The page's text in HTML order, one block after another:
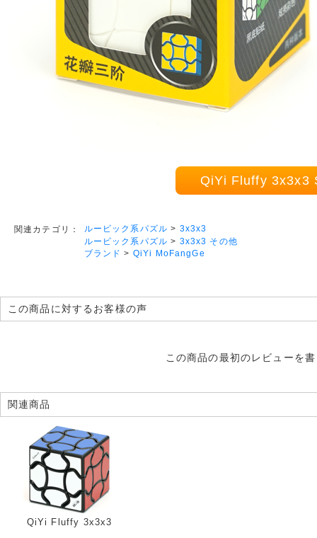
QiYi Fluffy 3x3x3
関連カテゴリ： ルービック系パズル > 3x3x3
ルービック系パズル > 3x3x3 その他
ブランド > QiYi MoFangGe
この商品に対するお客様の声
この商品の最初のレビューを
関連商品
QiYi Fluffy 3x3x3